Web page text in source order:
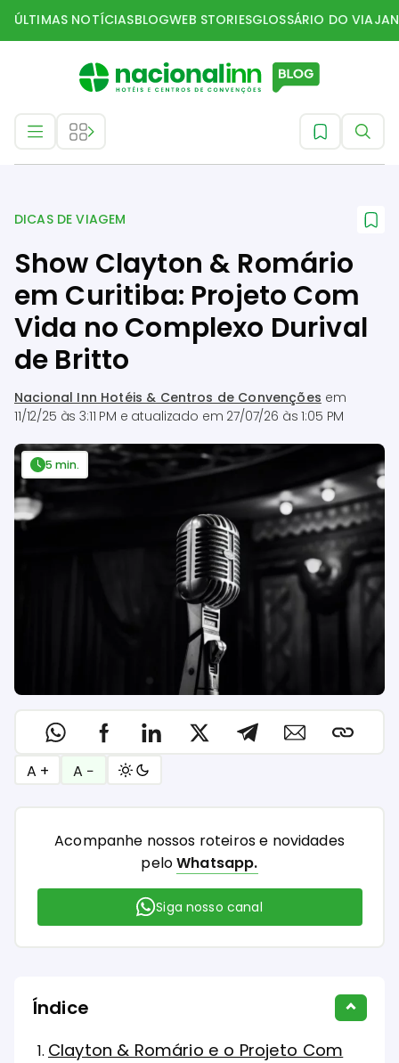
ÚLTIMAS NOTÍCIASBLOGWEB STORIESGLOSSÁRIO DO
DICAS DE VIAGEM
Show Clayton & Romário
em Curitiba: Projeto Com
Vida no Complexo Durival
de Britto
Nacional Inn Hotéis & Centros de Convenções em
11/12/25 às 3:11 PM e atualizado em 27/07/26 às 1:05 PM
5 min.
A + A −
Acompanhe nossos roteiros e novidades
peloWhatsapp.
Siga nosso canal
Índice
Clayton & Romário e o Projeto Com